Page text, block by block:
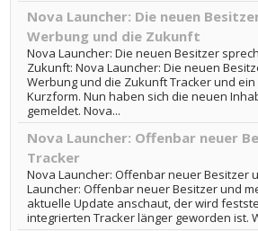
Nova Launcher: Die neuen
Werbung und die Zukunft
Nova Launcher: Die neuen Besitzer
Zukunft: Nova Launcher: Die neuen
Werbung und die Zukunft Tracker und
Kurzform. Nun haben sich die neuen
gemeldet. Nova...
Nova Launcher: Offenbar neuer
Tracker
Nova Launcher: Offenbar neuer Besitzer
Launcher: Offenbar neuer Besitzer und
aktuelle Update anschaut, der wird
integrierten Tracker länger geworden ist.